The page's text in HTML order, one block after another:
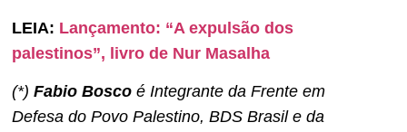
LEIA: Lançamento: “A expulsão dos
palestinos”, livro de Nur Masalha
(*) Fabio Bosco é Integrante da Frente em
Defesa do Povo Palestino, BDS Brasil e da